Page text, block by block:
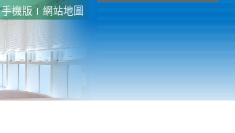
手機版 網站地圖